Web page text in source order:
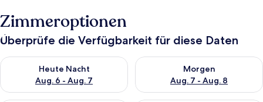
Zimmeroptionen
Überprüfe die Verfügbarkeit für diese Daten
Heute Nacht
Aug. 6 - Aug. 7
Überprüfe die Verfügbarkeit für heute Nacht, Aug. 6 - Aug. 7.
Morgen
Aug. 7 - Aug. 8
Überprüfe die Verfügbarkeit